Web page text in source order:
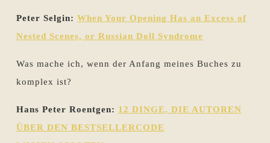
Peter Selgin: When Your Opening Has an Excess of
Nested Scenes, or Russian Doll Syndrome
Was mache ich, wenn der Anfang meines Buches zu
komplex ist?
Hans Peter Roentgen: 12 DINGE, DIE AUTOREN
ÜBER DEN BESTSELLERCODE